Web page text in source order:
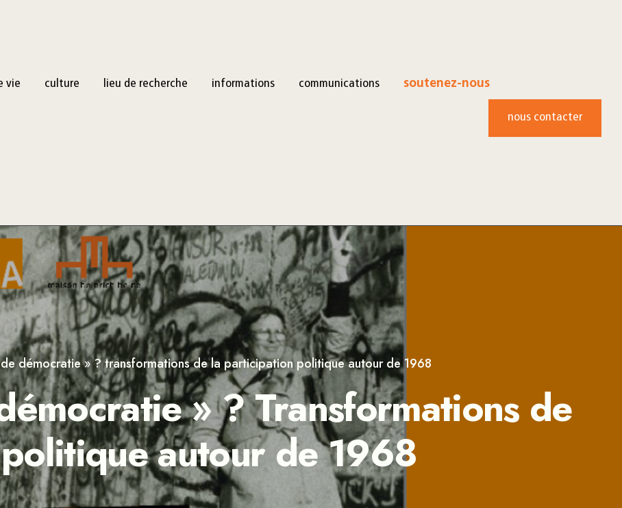
vie culture lieu de recherche informations communications soutenez-nous
nous contacter
démocratie » ? transformations de la participation politique autour de 1968
» ? Transformations de
autour de 1968